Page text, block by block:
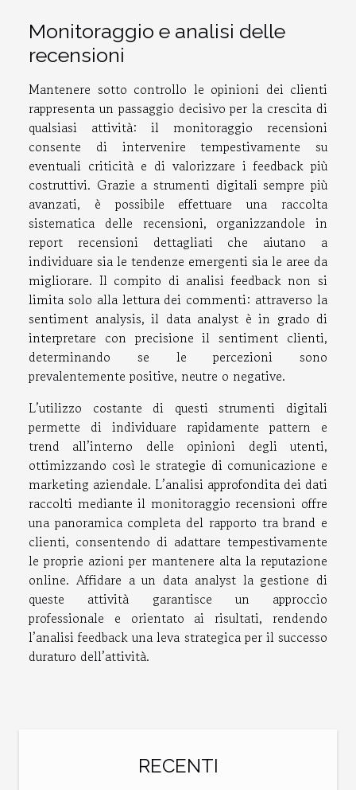
Monitoraggio e analisi delle
recensioni
Mantenere sotto controllo le opinioni dei clienti
rappresenta un passaggio decisivo per la crescita di
qualsiasi attività: il monitoraggio recensioni
consente di intervenire tempestivamente su
eventuali criticità e di valorizzare i feedback più
costruttivi. Grazie a strumenti digitali sempre più
avanzati, è possibile effettuare una raccolta
sistematica delle recensioni, organizzandole in
report recensioni dettagliati che aiutano a
individuare sia le tendenze emergenti sia le aree da
migliorare. Il compito di analisi feedback non si
limita solo alla lettura dei commenti: attraverso la
sentiment analysis, il data analyst è in grado di
interpretare con precisione il sentiment clienti,
determinando se le percezioni sono
prevalentemente positive, neutre o negative.
L’utilizzo costante di questi strumenti digitali
permette di individuare rapidamente pattern e
trend all’interno delle opinioni degli utenti,
ottimizzando così le strategie di comunicazione e
marketing aziendale. L’analisi approfondita dei dati
raccolti mediante il monitoraggio recensioni offre
una panoramica completa del rapporto tra brand e
clienti, consentendo di adattare tempestivamente
le proprie azioni per mantenere alta la reputazione
online. Affidare a un data analyst la gestione di
queste attività garantisce un approccio
professionale e orientato ai risultati, rendendo
l’analisi feedback una leva strategica per il successo
duraturo dell’attività.
RECENTI